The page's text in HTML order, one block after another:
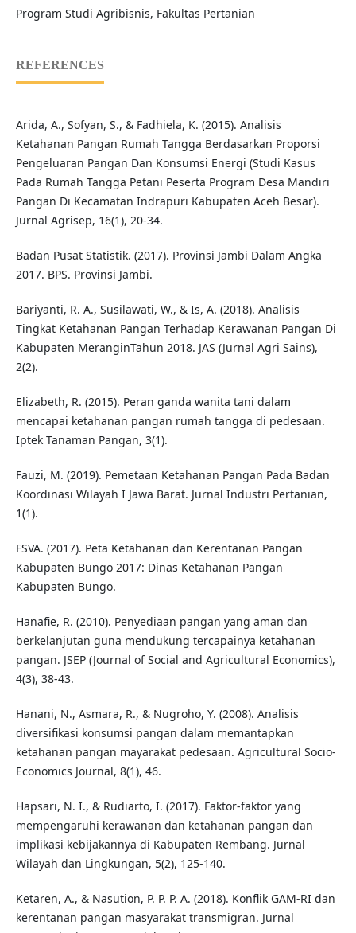
Program Studi Agribisnis, Fakultas Pertanian
REFERENCES
Arida, A., Sofyan, S., & Fadhiela, K. (2015). Analisis
Ketahanan Pangan Rumah Tangga Berdasarkan Proporsi
Pengeluaran Pangan Dan Konsumsi Energi (Studi Kasus
Pada Rumah Tangga Petani Peserta Program Desa Mandiri
Pangan Di Kecamatan Indrapuri Kabupaten Aceh Besar).
Jurnal Agrisep, 16(1), 20-34.
Badan Pusat Statistik. (2017). Provinsi Jambi Dalam Angka
2017. BPS. Provinsi Jambi.
Bariyanti, R. A., Susilawati, W., & Is, A. (2018). Analisis
Tingkat Ketahanan Pangan Terhadap Kerawanan Pangan Di
Kabupaten MeranginTahun 2018. JAS (Jurnal Agri Sains),
2(2).
Elizabeth, R. (2015). Peran ganda wanita tani dalam
mencapai ketahanan pangan rumah tangga di pedesaan.
Iptek Tanaman Pangan, 3(1).
Fauzi, M. (2019). Pemetaan Ketahanan Pangan Pada Badan
Koordinasi Wilayah I Jawa Barat. Jurnal Industri Pertanian,
1(1).
FSVA. (2017). Peta Ketahanan dan Kerentanan Pangan
Kabupaten Bungo 2017: Dinas Ketahanan Pangan
Kabupaten Bungo.
Hanafie, R. (2010). Penyediaan pangan yang aman dan
berkelanjutan guna mendukung tercapainya ketahanan
pangan. JSEP (Journal of Social and Agricultural Economics),
4(3), 38-43.
Hanani, N., Asmara, R., & Nugroho, Y. (2008). Analisis
diversifikasi konsumsi pangan dalam memantapkan
ketahanan pangan mayarakat pedesaan. Agricultural Socio-
Economics Journal, 8(1), 46.
Hapsari, N. I., & Rudiarto, I. (2017). Faktor-faktor yang
mempengaruhi kerawanan dan ketahanan pangan dan
implikasi kebijakannya di Kabupaten Rembang. Jurnal
Wilayah dan Lingkungan, 5(2), 125-140.
Ketaren, A., & Nasution, P. P. P. A. (2018). Konflik GAM-RI dan
kerentanan pangan masyarakat transmigran. Jurnal